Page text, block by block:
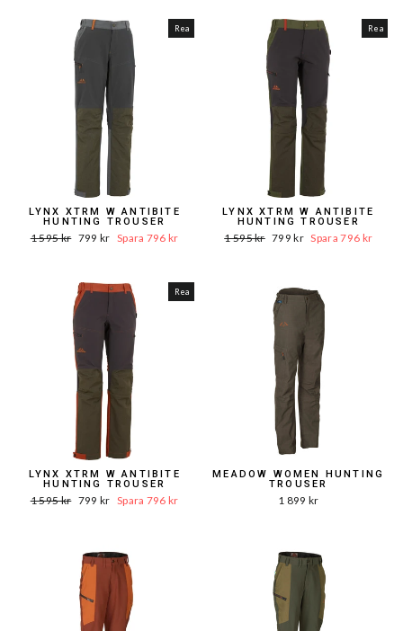
Rea
LYNX XTRM W ANTIBITE
HUNTING TROUSER
Ord.
1 595 kr Reapris
799 kr Spara 796 kr
Rea
LYNX XTRM W ANTIBITE
HUNTING TROUSER
Ord.
1 595 kr Reapris
799 kr Spara 796 kr
Rea
LYNX XTRM W ANTIBITE
HUNTING TROUSER
Ord.
1 595 kr Reapris
799 kr Spara 796 kr
MEADOW WOMEN HUNTING
TROUSER
1 899 kr